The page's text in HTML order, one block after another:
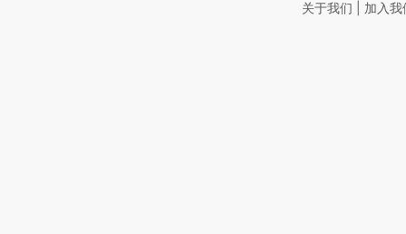
关于我们 加入我